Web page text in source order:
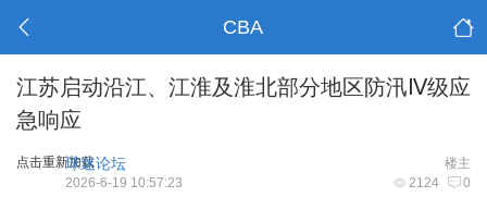
CBA
江苏启动沿江、江淮及淮北部分地区防汛Ⅳ级应
急响应
点击重新加载 楼主
球迷论坛
2124 0
2026-6-19 10:57:23